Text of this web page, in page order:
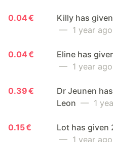
0.04 €
Killy has
— 1 year ago
0.04 €
Eline has
— 1 year ago
0.39 €
Dr Jeunen
Leon — 1
0.15 €
Lot has given
— 1 year ago